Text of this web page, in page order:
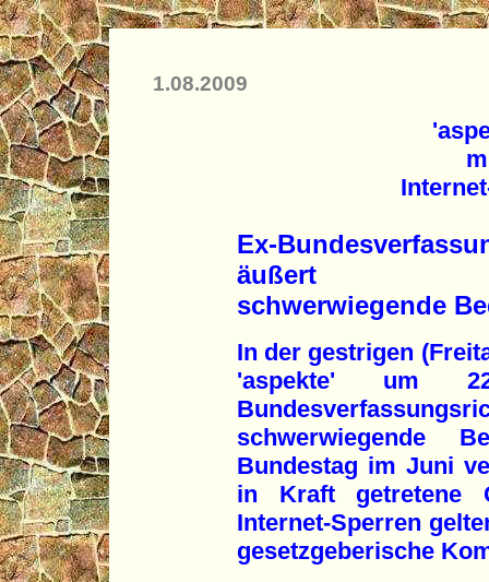
1.08.2009
Ex-
äußert
schwerwiegende
In der gestrigen
'aspekte' um
schwerwiegende
Bundestag im Juni
in Kraft getretene
Internet-Sperren
gesetzgeberische